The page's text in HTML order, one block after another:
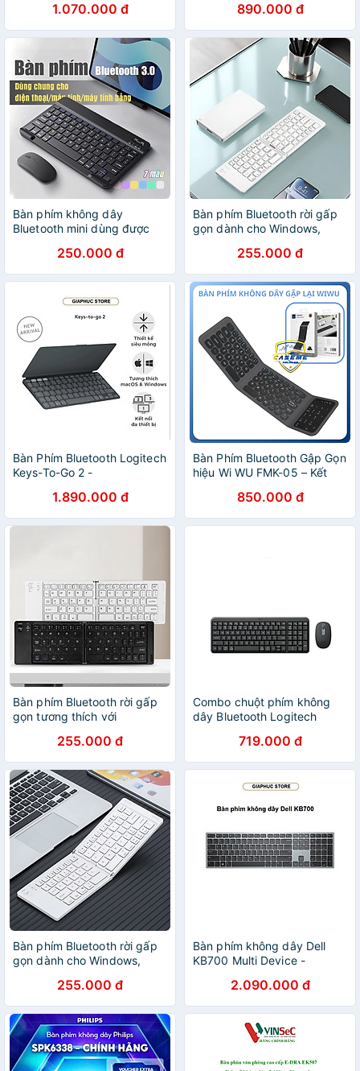
kết nối Bluetooth & USB Bolt
- Hàng chính hãng
1.070.000 đ
00- Hàng chính hãng
890.000 đ
Bàn phím không dây
Bluetooth mini dùng được
thiết kế nhỏ gọn, không gây
tiếng ồn
250.000 đ
Bàn phím Bluetooth rời gấp
gọn dành cho Windows,
điện thoại, laptop, máy tính
bảng - Hàng chính hãng
255.000 đ
Bàn Phím Bluetooth Logitech
Keys-To-Go 2 -
1.890.000 đ
Bàn Phím Bluetooth Gập Gọn
hiệu Wi WU FMK-05 – Kết
Đựng & Giá Đỡ, Pin 40 Giờ –
Hàng Chính Hãng
850.000 đ
Bàn phím Bluetooth rời gấp
gọn tương thích với
Android kết nối điện thoại,
laptop, máy tính bảng -
Hàng chính hãng
255.000 đ
Combo chuột phím không
dây Bluetooth Logitech
USB - Hàng chính hãng
719.000 đ
Bàn phím Bluetooth rời gấp
gọn dành cho Windows,
điện thoại, laptop, máy tính
bảng - Hàng chính hãng
255.000 đ
Bàn phím không dây Dell
KB700 Multi Device -
2.090.000 đ